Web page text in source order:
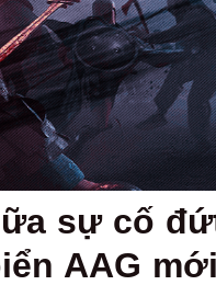
sự cố
AAG